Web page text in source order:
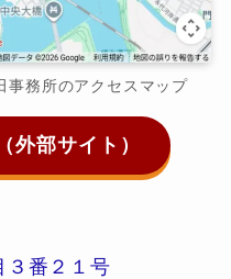
事務所のアクセスマップ
外部サイト）
３番２１号